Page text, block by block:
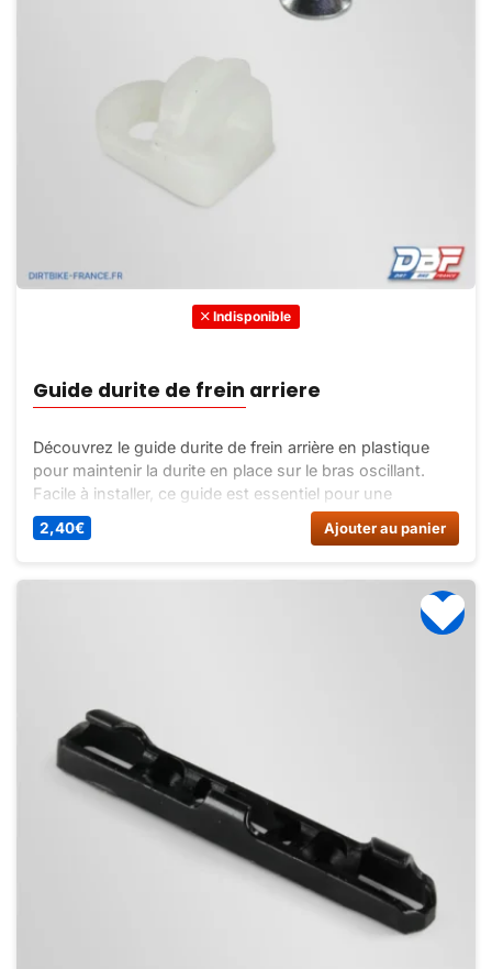
Indisponible
Guide durite de frein arriere
Découvrez le guide durite de frein arrière en plastique
pour maintenir la durite en place sur le bras oscillant.
Facile à installer, ce guide est essentiel pour une
conduite en toute sécurité.
2,40€ Ajouter au panier